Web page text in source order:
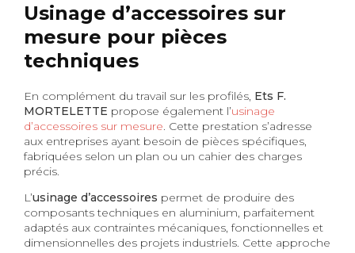
Usinage d’accessoires sur
mesure pour pièces
techniques
En complément du travail sur les profilés, Ets F.
MORTELETTE propose également l’usinage
d’accessoires sur mesure. Cette prestation s’adresse
aux entreprises ayant besoin de pièces spécifiques,
fabriquées selon un plan ou un cahier des charges
précis.
L’usinage d’accessoires permet de produire des
composants techniques en aluminium, parfaitement
adaptés aux contraintes mécaniques, fonctionnelles et
dimensionnelles des projets industriels. Cette approche